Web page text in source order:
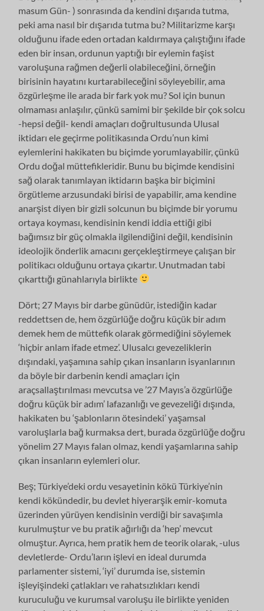
masum Gün- ) sonrasında da kendini dışarıda tutma,
peki ama nasıl bir dışarıda tutma bu? Militarizme karşı
olduğunu ifade eden ortadan kaldırmaya çalıştığını ifade
eden bir insan, ordunun yaptığı bir eylemin faşist
varoluşuna rağmen değerli olabileceğini, örneğin
birisinin hayatını kurtarabileceğini söyleyebilir, ama
özgürleşme ile arada bir fark yok mu? Sol için bunun
olmaması anlaşılır, çünkü samimi bir şekilde bir çok solcu
-hepsi değil- kendi amaçları doğrultusunda Ulusal
iktidarı ele geçirme politikasında Ordu’nun kimi
eylemlerini hakikaten bu biçimde yorumlayabilir, çünkü
Ordu doğal müttefikleridir. Bunu bu biçimde kendisini
sağ olarak tanımlayan iktidarın başka bir biçimini
örgütleme arzusundaki birisi de yapabilir, ama kendine
anarşist diyen bir gizli solcunun bu biçimde bir yorumu
ortaya koyması, kendisinin kendi iddia ettiği gibi
bağımsız bir güç olmakla ilgilendiğini değil, kendisinin
ideolojik önderlik amacını gerçekleştirmeye çalışan bir
politikacı olduğunu ortaya çıkartır. Unutmadan tabi
çıkarttığı günahlarıyla birlikte
Dört; 27 Mayıs bir darbe günüdür, istediğin kadar
reddettsen de, hem özgürlüğe doğru küçük bir adım
demek hem de müttefik olarak görmediğini söylemek
‘hiçbir anlam ifade etmez’. Ulusalcı gevezeliklerin
dışındaki, yaşamına sahip çıkan insanların isyanlarının
da böyle bir darbenin kendi amaçları için
araçsallaştırılması mevcutsa ve ’27 Mayıs’a özgürlüğe
doğru küçük bir adım’ lafazanlığı ve gevezeliği dışında,
hakikaten bu ‘şablonların ötesindeki’ yaşamsal
varoluşlarla bağ kurmaksa dert, burada özgürlüğe doğru
yönelim 27 Mayıs falan olmaz, kendi yaşamlarına sahip
çıkan insanların eylemleri olur.
Beş; Türkiye’deki ordu vesayetinin kökü Türkiye’nin
kendi kökündedir, bu devlet hiyerarşik emir-komuta
üzerinden yürüyen kendisinin verdiği bir savaşımla
kurulmuştur ve bu pratik ağırlığı da ‘hep’ mevcut
olmuştur. Ayrıca, hem pratik hem de teorik olarak, -ulus
devletlerde- Ordu’ların işlevi en ideal durumda
parlamenter sistemi, ‘iyi’ durumda ise, sistemin
işleyişindeki çatlakları ve rahatsızlıkları kendi
kuruculuğu ve kurumsal varoluşu ile birlikte yeniden